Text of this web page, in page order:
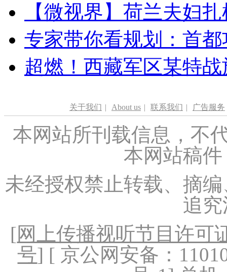
【微视界】荷兰夫妇
专家带你看规划：首
超燃！西藏军区某特
关于我们 | About us | 联系我们 | 广告服务
本网站所刊载信息，不
本网站稿
未经授权禁止转载、摘
追
[网上传播视听节目许可
号] [ 京公网安备：